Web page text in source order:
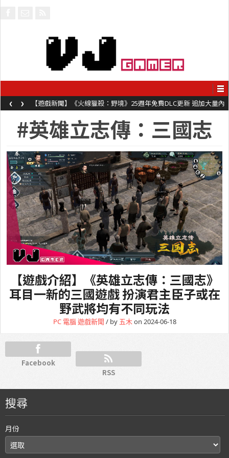
【遊戲新聞】《火線獵殺：野境》25週年免費DLC更新 追加大量內
容同時系舊作限時超平價折扣
‹ ›
#英雄立志傳：三國志
【遊戲介紹】《英雄立志傳：三國志》
耳目一新的三國遊戲 扮演君主臣子或在
野武將均有不同玩法
PC 電腦遊戲新聞 / by 五木on 2024-06-18
Facebook
RSS
搜尋
月份